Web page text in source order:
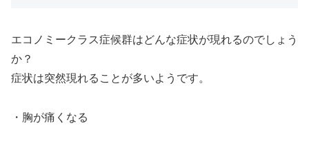
エコノミークラス症候群はどんな症状が現れるのでしょう
か？
症状は突然現れることが多いようです。
・胸が痛くなる